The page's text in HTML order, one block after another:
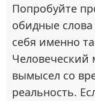
Попробуйте
обидные слова
себя именно
Человеческий
вымысел со
реальность.